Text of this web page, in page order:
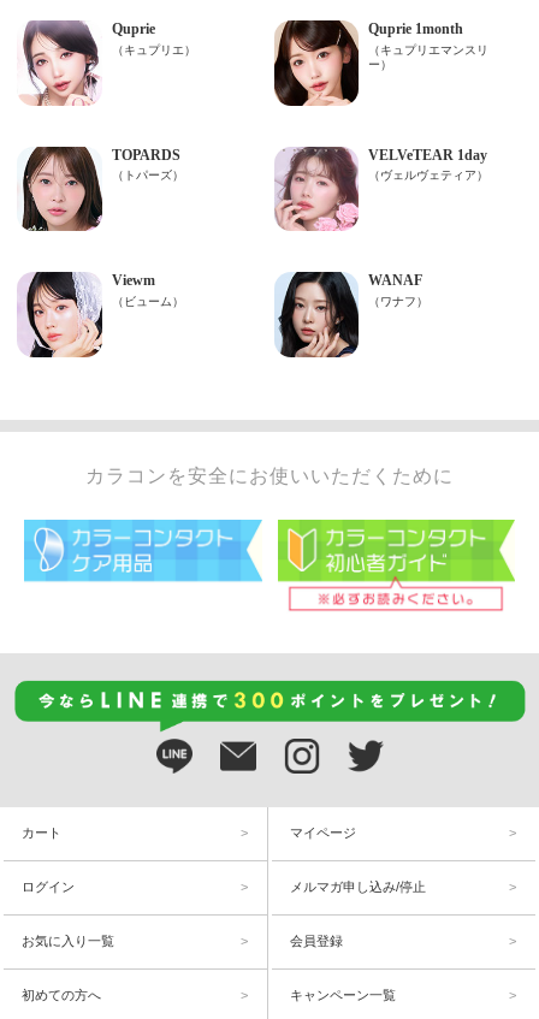
カラコンを安全にお使いいただくために
カート マイページ
ログイン メルマガ申し込み/停止
お気に入り一覧 会員登録
初めての方へ キャンペーン一覧